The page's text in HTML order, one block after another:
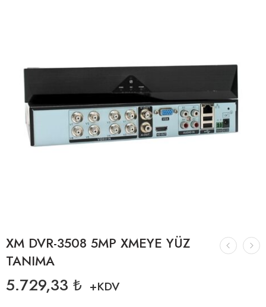
XM DVR-3508 5MP XMEYE YÜZ
TANIMA
5.729,33 ₺ +KDV